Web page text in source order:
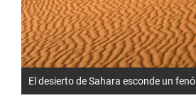
El desierto de Sahara esconde un